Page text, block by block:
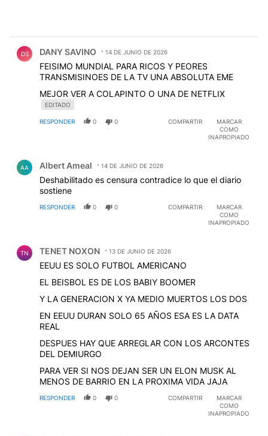
DS DANY SAVINO 14 DE JUNIO DE 2026
FEISIMO MUNDIAL PARA RICOS Y PEORES
TRANSMISINOES DE LA TV UNA ABSOLUTA EME
MEJOR VER A COLAPINTO O UNA DE NETFLIX
EDITADO
RESPONDER 0 0 COMPARTIR
MARCAR
COMO
INAPROPIADO
AA Albert Ameal 14 DE JUNIO DE 2026
Deshabilitado es censura contradice lo que el diario
sostiene
RESPONDER 0 0 COMPARTIR
MARCAR
COMO
INAPROPIADO
TN TENET NOXON 13 DE JUNIO DE 2026
EEUU ES SOLO FUTBOL AMERICANO
EL BEISBOL ES DE LOS BABIY BOOMER
Y LA GENERACION X YA MEDIO MUERTOS LOS DOS
EN EEUU DURAN SOLO 65 AÑOS ESA ES LA DATA
REAL
DESPUES HAY QUE ARREGLAR CON LOS ARCONTES
DEL DEMIURGO
PARA VER SI NOS DEJAN SER UN ELON MUSK AL
MENOS DE BARRIO EN LA PROXIMA VIDA JAJA
RESPONDER 0 0 COMPARTIR
MARCAR
COMO
INAPROPIADO